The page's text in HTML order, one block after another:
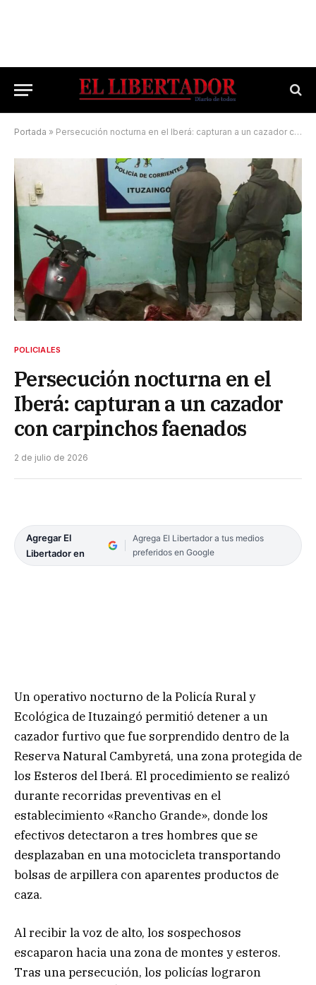
Portada » Persecución nocturna en el Iberá: capturan a un cazador con carpinchos faenados
POLICIALES
Persecución nocturna en el
Iberá: capturan a un cazador
con carpinchos faenados
2 de julio de 2026
Agregar El
Libertador en
Agrega El Libertador a tus medios
preferidos en Google
Un operativo nocturno de la Policía Rural y
Ecológica de Ituzaingó permitió detener a un
cazador furtivo que fue sorprendido dentro de la
Reserva Natural Cambyretá, una zona protegida de
los Esteros del Iberá. El procedimiento se realizó
durante recorridas preventivas en el
establecimiento «Rancho Grande», donde los
efectivos detectaron a tres hombres que se
desplazaban en una motocicleta transportando
bolsas de arpillera con aparentes productos de
caza.
Al recibir la voz de alto, los sospechosos
escaparon hacia una zona de montes y esteros.
Tras una persecución, los policías lograron